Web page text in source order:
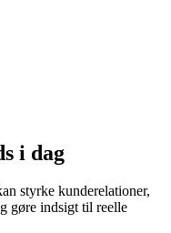
i dag
styrke kunderelationer,
gøre indsigt til reelle